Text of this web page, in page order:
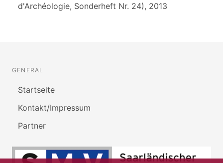
d'Archéologie, Sonderheft Nr. 24), 2013
GENERAL
Startseite
Kontakt/Impressum
Partner